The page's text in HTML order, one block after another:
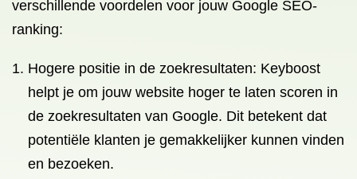
verschillende voordelen voor jouw Google SEO-
ranking:
Hogere positie in de zoekresultaten: Keyboost
helpt je om jouw website hoger te laten scoren in
de zoekresultaten van Google. Dit betekent dat
potentiële klanten je gemakkelijker kunnen vinden
en bezoeken.